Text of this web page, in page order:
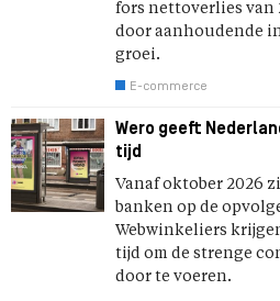
fors nettoverlies van
door aanhoudende
groei.
E-commerce
Wero geeft
tijd
Vanaf oktober 2026
banken op de
Webwinkeliers
tijd om de strenge
door te voeren.